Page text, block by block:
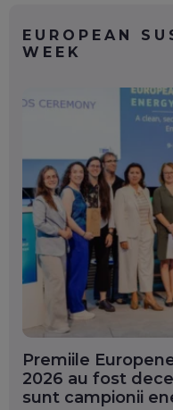
EUROPEAN
WEEK
Premiile
2026 au fost
sunt campionii